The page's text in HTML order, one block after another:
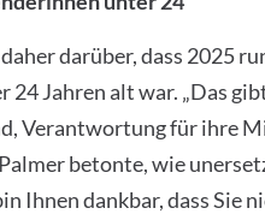
darüber, dass 2025
Jahren alt war. „Das
Verantwortung für ihre
betonte, wie
Ihnen dankbar, dass Sie